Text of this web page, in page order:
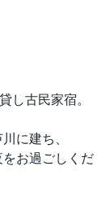
し古民家宿。
に建ち、
お過ごしくだ